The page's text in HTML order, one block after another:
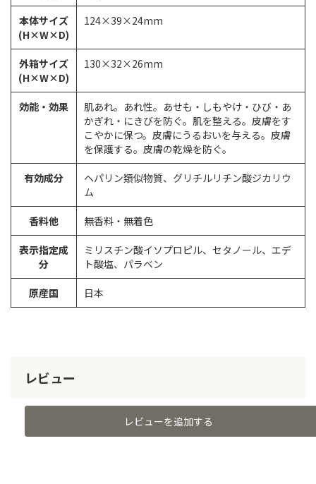
本体サイズ
(H×W×D)
124×39×24mm
外箱サイズ
(H×W×D)
130×32×26mm
効能・効果
肌あれ。あれ性。あせも・しもやけ・ひび・あ
かぎれ・にきびを防ぐ。肌を整える。皮膚をす
こやかに保つ。皮膚にうるおいを与える。皮膚
を保護する。皮膚の乾燥を防ぐ。
有効成分
ヘパリン類似物質、グリチルリチン酸ジカリウ
ム
香料他 無香料・無着色
表示指定成
分
ミリスチン酸イソプロピル、セタノール、エデ
ト酸塩、パラベン
原産国 日本
レビュー
レビューを追加する